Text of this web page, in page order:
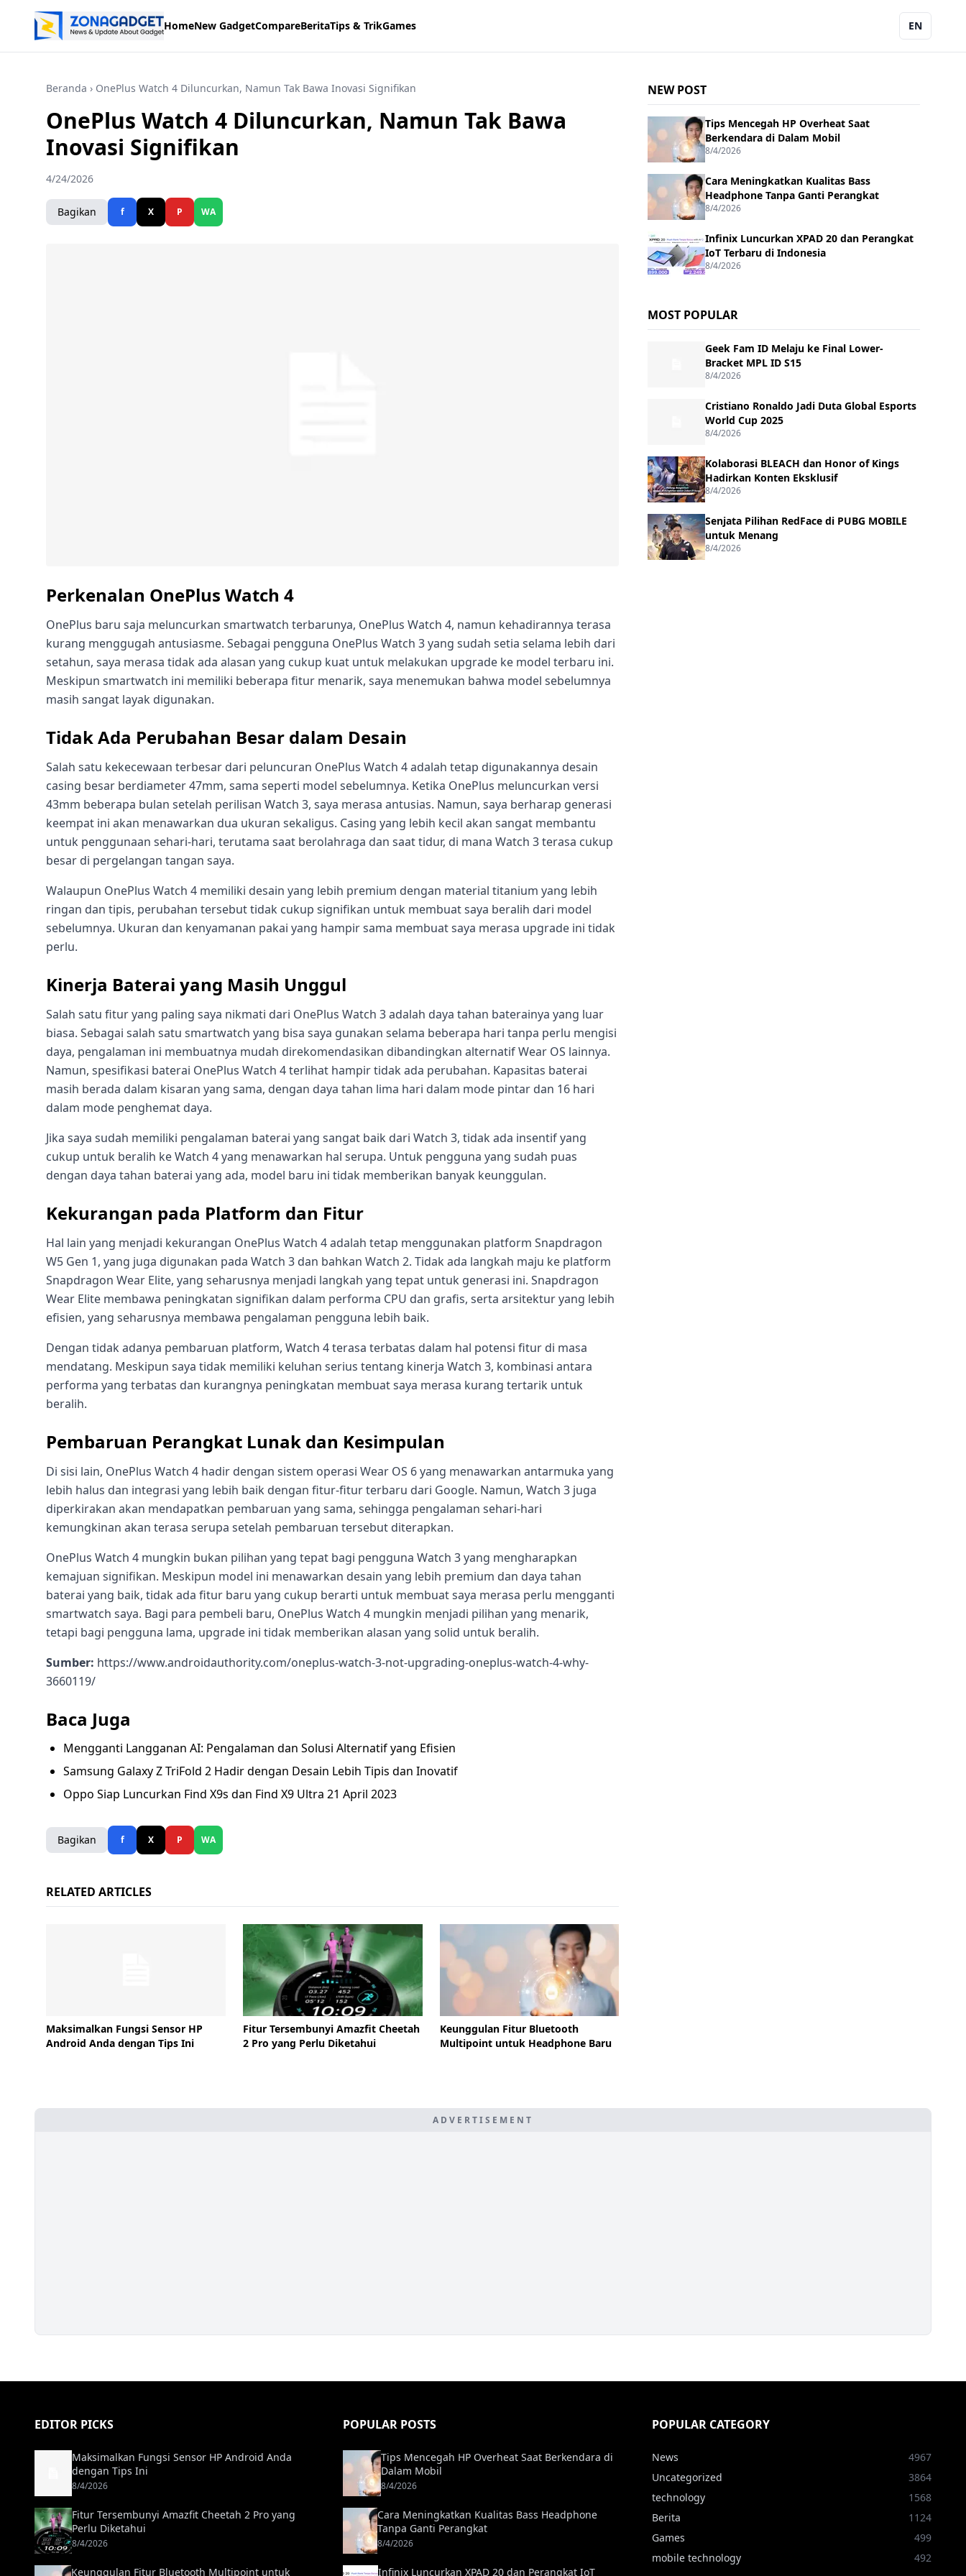
HomeNew GadgetCompareBeritaTips & TrikGames EN
Beranda › OnePlus Watch 4 Diluncurkan, Namun Tak Bawa Inovasi Signifikan
OnePlus Watch 4 Diluncurkan, Namun Tak Bawa
Inovasi Signifikan
4/24/2026
Bagikan f X P WA
Perkenalan OnePlus Watch 4
OnePlus baru saja meluncurkan smartwatch terbarunya, OnePlus Watch 4, namun kehadirannya terasa
kurang menggugah antusiasme. Sebagai pengguna OnePlus Watch 3 yang sudah setia selama lebih dari
setahun, saya merasa tidak ada alasan yang cukup kuat untuk melakukan upgrade ke model terbaru ini.
Meskipun smartwatch ini memiliki beberapa fitur menarik, saya menemukan bahwa model sebelumnya
masih sangat layak digunakan.
Tidak Ada Perubahan Besar dalam Desain
Salah satu kekecewaan terbesar dari peluncuran OnePlus Watch 4 adalah tetap digunakannya desain
casing besar berdiameter 47mm, sama seperti model sebelumnya. Ketika OnePlus meluncurkan versi
43mm beberapa bulan setelah perilisan Watch 3, saya merasa antusias. Namun, saya berharap generasi
keempat ini akan menawarkan dua ukuran sekaligus. Casing yang lebih kecil akan sangat membantu
untuk penggunaan sehari-hari, terutama saat berolahraga dan saat tidur, di mana Watch 3 terasa cukup
besar di pergelangan tangan saya.
Walaupun OnePlus Watch 4 memiliki desain yang lebih premium dengan material titanium yang lebih
ringan dan tipis, perubahan tersebut tidak cukup signifikan untuk membuat saya beralih dari model
sebelumnya. Ukuran dan kenyamanan pakai yang hampir sama membuat saya merasa upgrade ini tidak
perlu.
Kinerja Baterai yang Masih Unggul
Salah satu fitur yang paling saya nikmati dari OnePlus Watch 3 adalah daya tahan baterainya yang luar
biasa. Sebagai salah satu smartwatch yang bisa saya gunakan selama beberapa hari tanpa perlu mengisi
daya, pengalaman ini membuatnya mudah direkomendasikan dibandingkan alternatif Wear OS lainnya.
Namun, spesifikasi baterai OnePlus Watch 4 terlihat hampir tidak ada perubahan. Kapasitas baterai
masih berada dalam kisaran yang sama, dengan daya tahan lima hari dalam mode pintar dan 16 hari
dalam mode penghemat daya.
Jika saya sudah memiliki pengalaman baterai yang sangat baik dari Watch 3, tidak ada insentif yang
cukup untuk beralih ke Watch 4 yang menawarkan hal serupa. Untuk pengguna yang sudah puas
dengan daya tahan baterai yang ada, model baru ini tidak memberikan banyak keunggulan.
Kekurangan pada Platform dan Fitur
Hal lain yang menjadi kekurangan OnePlus Watch 4 adalah tetap menggunakan platform Snapdragon
W5 Gen 1, yang juga digunakan pada Watch 3 dan bahkan Watch 2. Tidak ada langkah maju ke platform
Snapdragon Wear Elite, yang seharusnya menjadi langkah yang tepat untuk generasi ini. Snapdragon
Wear Elite membawa peningkatan signifikan dalam performa CPU dan grafis, serta arsitektur yang lebih
efisien, yang seharusnya membawa pengalaman pengguna lebih baik.
Dengan tidak adanya pembaruan platform, Watch 4 terasa terbatas dalam hal potensi fitur di masa
mendatang. Meskipun saya tidak memiliki keluhan serius tentang kinerja Watch 3, kombinasi antara
performa yang terbatas dan kurangnya peningkatan membuat saya merasa kurang tertarik untuk
beralih.
Pembaruan Perangkat Lunak dan Kesimpulan
Di sisi lain, OnePlus Watch 4 hadir dengan sistem operasi Wear OS 6 yang menawarkan antarmuka yang
lebih halus dan integrasi yang lebih baik dengan fitur-fitur terbaru dari Google. Namun, Watch 3 juga
diperkirakan akan mendapatkan pembaruan yang sama, sehingga pengalaman sehari-hari
kemungkinan akan terasa serupa setelah pembaruan tersebut diterapkan.
OnePlus Watch 4 mungkin bukan pilihan yang tepat bagi pengguna Watch 3 yang mengharapkan
kemajuan signifikan. Meskipun model ini menawarkan desain yang lebih premium dan daya tahan
baterai yang baik, tidak ada fitur baru yang cukup berarti untuk membuat saya merasa perlu mengganti
smartwatch saya. Bagi para pembeli baru, OnePlus Watch 4 mungkin menjadi pilihan yang menarik,
tetapi bagi pengguna lama, upgrade ini tidak memberikan alasan yang solid untuk beralih.
Sumber: https://www.androidauthority.com/oneplus-watch-3-not-upgrading-oneplus-watch-4-why-
3660119/
Baca Juga
Mengganti Langganan AI: Pengalaman dan Solusi Alternatif yang Efisien
Samsung Galaxy Z TriFold 2 Hadir dengan Desain Lebih Tipis dan Inovatif
Oppo Siap Luncurkan Find X9s dan Find X9 Ultra 21 April 2023
Bagikan f X P WA
RELATED ARTICLES
Maksimalkan Fungsi Sensor HP
Android Anda dengan Tips Ini
Fitur Tersembunyi Amazfit Cheetah
2 Pro yang Perlu Diketahui
Keunggulan Fitur Bluetooth
Multipoint untuk Headphone Baru
NEW POST
Tips Mencegah HP Overheat Saat
Berkendara di Dalam Mobil
8/4/2026
Cara Meningkatkan Kualitas Bass
Headphone Tanpa Ganti Perangkat
8/4/2026
Infinix Luncurkan XPAD 20 dan Perangkat
IoT Terbaru di Indonesia
8/4/2026
MOST POPULAR
Geek Fam ID Melaju ke Final Lower-
Bracket MPL ID S15
8/4/2026
Cristiano Ronaldo Jadi Duta Global Esports
World Cup 2025
8/4/2026
Kolaborasi BLEACH dan Honor of Kings
Hadirkan Konten Eksklusif
8/4/2026
Senjata Pilihan RedFace di PUBG MOBILE
untuk Menang
8/4/2026
ADVERTISEMENT
EDITOR PICKS
Maksimalkan Fungsi Sensor HP Android Anda
dengan Tips Ini
8/4/2026
Fitur Tersembunyi Amazfit Cheetah 2 Pro yang
Perlu Diketahui
8/4/2026
Keunggulan Fitur Bluetooth Multipoint untuk
POPULAR POSTS
Tips Mencegah HP Overheat Saat Berkendara di
Dalam Mobil
8/4/2026
Cara Meningkatkan Kualitas Bass Headphone
Tanpa Ganti Perangkat
8/4/2026
Infinix Luncurkan XPAD 20 dan Perangkat IoT
POPULAR CATEGORY
News
4967
Uncategorized
3864
technology
1568
Berita
1124
Games
499
mobile technology
492